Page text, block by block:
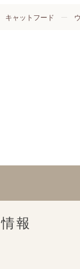
キャットフード
報